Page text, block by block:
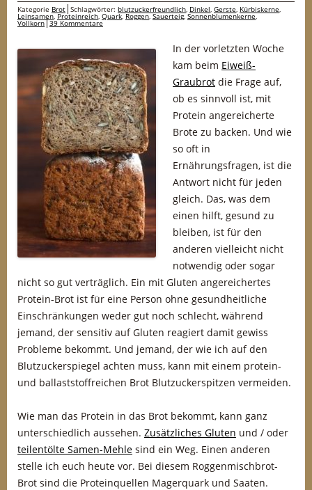
Kategorie Brot Schlagwörter: blutzuckerfreundlich, Dinkel, Gerste, Kürbiskerne,
Leinsamen,Proteinreich, Quark,Roggen,Sauerteig,Sonnenblumenkerne,
Vollkorn 39 Kommentare
In der vorletzten Woche
kam beim Eiweiß-
Graubrot die Frage auf,
ob es sinnvoll ist, mit
Protein angereicherte
Brote zu backen. Und wie
so oft in
Ernährungsfragen, ist die
Antwort nicht für jeden
gleich. Das, was dem
einen hilft, gesund zu
bleiben, ist für den
anderen vielleicht nicht
notwendig oder sogar
nicht so gut verträglich. Ein mit Gluten angereichertes
Protein-Brot ist für eine Person ohne gesundheitliche
Einschränkungen weder gut noch schlecht, während
jemand, der sensitiv auf Gluten reagiert damit gewiss
Probleme bekommt. Und jemand, der wie ich auf den
Blutzuckerspiegel achten muss, kann mit einem protein-
und ballaststoffreichen Brot Blutzuckerspitzen vermeiden.
Wie man das Protein in das Brot bekommt, kann ganz
unterschiedlich aussehen. Zusätzliches Gluten und / oder
teilentölte Samen-Mehle sind ein Weg. Einen anderen
stelle ich euch heute vor. Bei diesem Roggenmischbrot-
Brot sind die Proteinquellen Magerquark und Saaten.